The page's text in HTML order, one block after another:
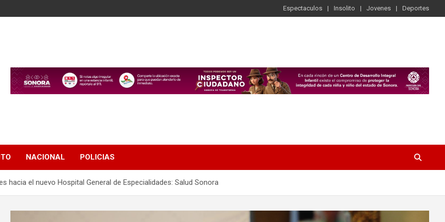
Espectaculos Insolito Jovenes Deportes
NACIONAL POLICIAS
hacia el nuevo Hospital General de Especialidades: Salud Sonora